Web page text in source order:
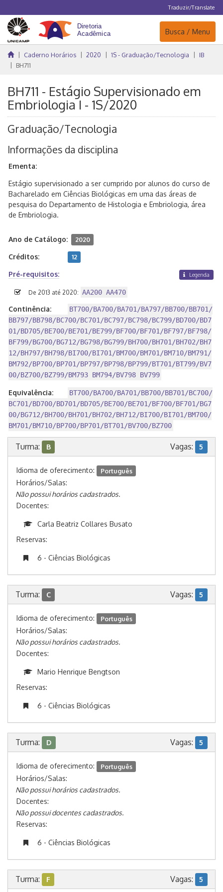
Traduzir/Translate
Navegação
Busca / Menu
Caderno Horários 2020 1S - Graduação/Tecnologia
IB
BH711
BH711 - Estágio Supervisionado em
Embriologia I - 1S/2020
Graduação/Tecnologia
Informações da disciplina
Ementa:
Estágio supervisionado a ser cumprido por alunos do curso de
Bacharelado em Ciências Biológicas em uma das áreas de
pesquisa do Departamento de Histologia e Embriologia, área
de Embriologia.
Ano de Catálogo: 2020
Créditos: 12
Pré-requisitos: Legenda
De 2013 até 2020: AA200 AA470
Continência:
BT700/BA700/BA701/BA797/BB700/BB701/
BB797/BB798/BC700/BC701/BC797/BC798/BC799/BD700/BD7
01/BD705/BE700/BE701/BE799/BF700/BF701/BF797/BF798/
BF799/BG700/BG712/BG798/BG799/BH700/BH701/BH702/BH7
12/BH797/BH798/BI700/BI701/BM700/BM701/BM710/BM791/
BM792/BP700/BP701/BP797/BP798/BP799/BT701/BT799/BV7
00/BZ700/BZ799/BM793 BM794/BV798 BV799
Equivalência:
BT700/BA700/BA701/BB700/BB701/BC700/
BC701/BD700/BD701/BD705/BE700/BE701/BF700/BF701/BG7
00/BG712/BH700/BH701/BH702/BH712/BI700/BI701/BM700/
BM701/BM710/BP700/BP701/BT701/BV700/BZ700
Turma: B Vagas: 5
Idioma de oferecimento: Português
Horários/Salas:
Não possui horários cadastrados.
Docentes:
Carla Beatriz Collares Busato
Reservas:
6 - Ciências Biológicas
Turma: C Vagas: 5
Idioma de oferecimento: Português
Horários/Salas:
Não possui horários cadastrados.
Docentes:
Mario Henrique Bengtson
Reservas:
6 - Ciências Biológicas
Turma: D Vagas: 5
Idioma de oferecimento: Português
Horários/Salas:
Não possui horários cadastrados.
Docentes:
Não possui docentes cadastrados.
Reservas:
6 - Ciências Biológicas
Turma: F Vagas: 5